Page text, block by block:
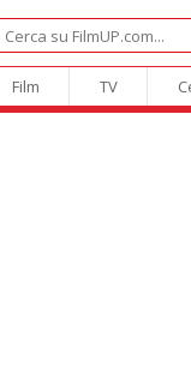
Film TV